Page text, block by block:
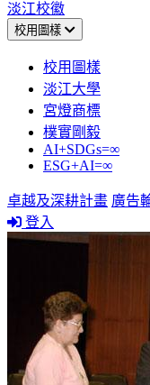
淡江校徽
校用圖樣
校用圖樣
淡江大學
宮燈商標
樸實剛毅
AI+SDGs=∞
ESG+AI=∞
卓越及深耕計畫 廣告
登入